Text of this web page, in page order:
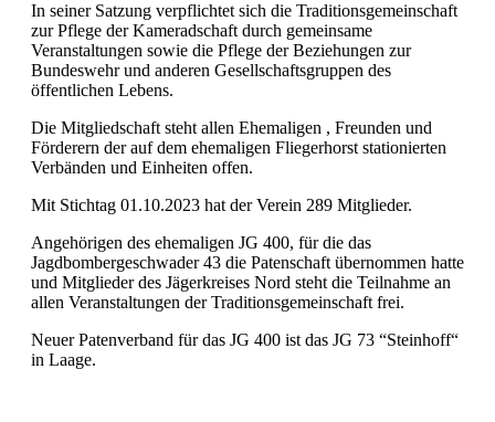
In seiner Satzung verpflichtet sich die Traditionsgemeinschaft
zur Pflege der Kameradschaft durch gemeinsame
Veranstaltungen sowie die Pflege der Beziehungen zur
Bundeswehr und anderen Gesellschaftsgruppen des
öffentlichen Lebens.
Die Mitgliedschaft steht allen Ehemaligen , Freunden und
Förderern der auf dem ehemaligen Fliegerhorst stationierten
Verbänden und Einheiten offen.
Mit Stichtag 01.10.2023 hat der Verein 289 Mitglieder.
Angehörigen des ehemaligen JG 400, für die das
Jagdbombergeschwader 43 die Patenschaft übernommen hatte
und Mitglieder des Jägerkreises Nord steht die Teilnahme an
allen Veranstaltungen der Traditionsgemeinschaft frei.
Neuer Patenverband für das JG 400 ist das JG 73 “Steinhoff“
in Laage.